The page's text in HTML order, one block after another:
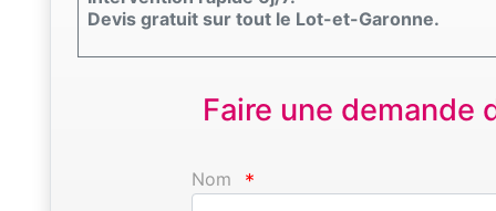
Devis gratuit sur tout le Lot-et-Garonne.
Faire une
Nom *